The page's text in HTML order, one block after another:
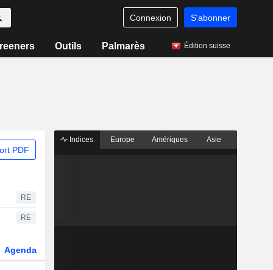
Connexion S'abonner
Outils Palmarès Édition suisse
PDF
RE
RE
Agenda
Indices Europe Amériques Asie